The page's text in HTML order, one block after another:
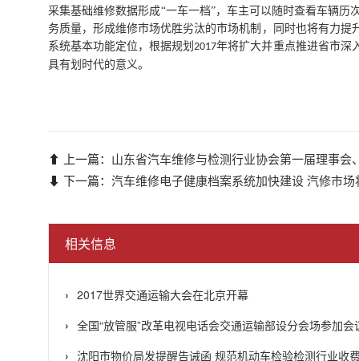
采集基础维修数据形成“一车一档”，车主可以随时查看车辆
务质量，形成维修市场优胜劣汰的市场机制，同时也将有力
系统基本功能定位，根据规划2017年将扩大并重点推进省市深
具有划时代的意义。
⬆ 上一篇： 山东省汽车维修与检测行业协会第一届理事会
⬇ 下一篇： 汽车维修电子健康档案系统加快建设 汽修市场
相关信息
2017世界交通运输大会在北京开幕
全国“放管服”改革电视电话会交通运输部设分会场参加会
沈阳市物价局发提醒告诫函 规范机动车检验检测行业收